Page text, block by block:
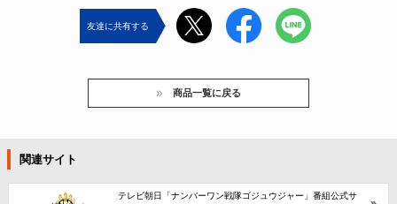
友達に共有する
商品一覧に戻る
関連サイト
テレビ朝日「ナンバーワン戦隊ゴジュウジャー」番組公式サ